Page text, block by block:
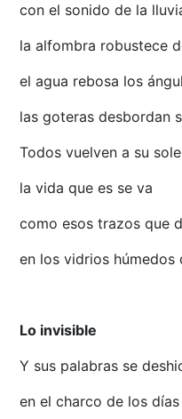
con el sonido de la
la alfombra robustece
el agua rebosa los
las goteras desbordan
Todos vuelven a su
la vida que es se va
como esos trazos que
en los vidrios húmedos
Lo invisible
Y sus palabras se
en el charco de los días